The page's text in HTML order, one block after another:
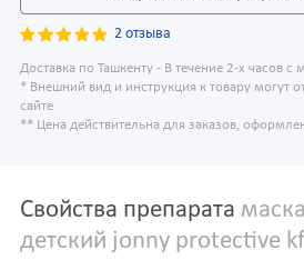
2 отзыва
Доставка по Ташкенту - В течение 2-х часов с
* Внешний вид и инструкция к товару могут
сайте
** Цена действительна для заказов,
Свойства препарата
детский jonny protective